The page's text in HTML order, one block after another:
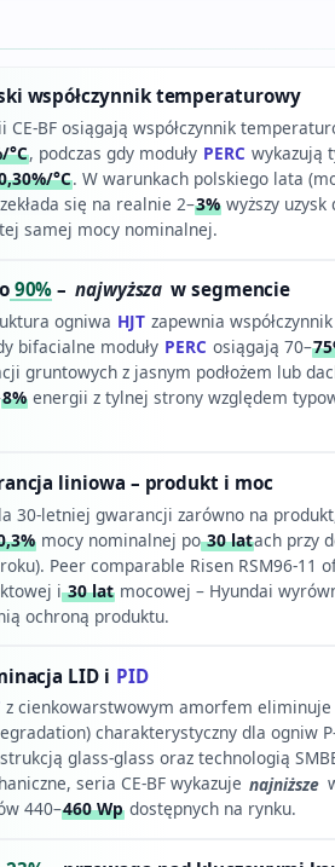
współczynnik temperaturowy
CE-BF osiągają współczynnik
°C, podczas gdy moduły PERC wykazują
°C. W warunkach polskiego lata
się na realnie 2–3%wyższy uzysk
tej samej mocy nominalnej.
90% – najwyższa w segmencie
ogniwa HJT zapewnia
bifacialne moduły PERC osiągają 70–
gruntowych z jasnym podłożem lub
8%energii z tylnej strony względem
liniowa – produkt i moc
30-letniej gwarancji zarówno na
mocy nominalnej po30 latach przy
Peer comparable Risen RSM96-11
i30 latmocowej – Hyundai
ochroną produktu.
LID i PID
z cienkowarstwowym amorfem
charakterystyczny dla ogniw
glass-glass oraz technologią
seria CE-BF wykazuje najniższe
440–460 Wpdostępnych na rynku.